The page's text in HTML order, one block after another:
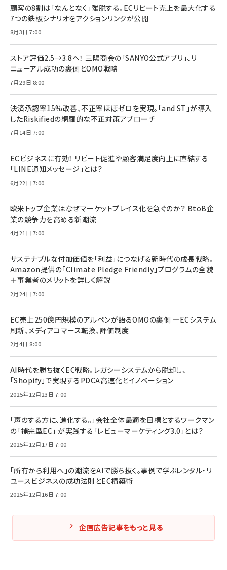
顧客の8割は「なんとなく」離脱する。ECリピート売上を最大化する
7つの鉄板シナリオをアクションリンクが公開
8月3日 7:00
ストア評価2.5→3.8へ！ 三陽商会の「SANYO公式アプリ」、リ
ニューアル成功の裏側とOMO戦略
7月29日 8:00
決済承認率15%改善、不正率ほぼゼロを実現。「and ST」が導入
したRiskifiedの網羅的な不正対策アプローチ
7月14日 7:00
ECビジネスに有効！ リピート促進や顧客満足度向上に直結する
「LINE通知メッセージ」とは？
6月22日 7:00
欧米トップ企業はなぜマーケットプレイス化を急ぐのか？ BtoB企
業の競争力を高める新潮流
4月21日 7:00
サステナブルな付加価値を「利益」につなげる新時代の成長戦略。
Amazon提供の「Climate Pledge Friendly」プログラムの全貌
＋事業者のメリットを詳しく解説
2月24日 7:00
EC売上250億円規模のアルペンが語るOMOの裏側 ―ECシステム
刷新、メディアコマース転換、評価制度
2月4日 8:00
AI時代を勝ち抜くEC戦略。レガシーシステムから脱却し、
「Shopify」で実現するPDCA高速化とイノベーション
2025年12月23日 7:00
「声のする方に、進化する。」会社全体最適を目標とするワークマン
の「補完型EC」 が実践する「レビューマーケティング3.0」とは？
2025年12月17日 7:00
「所有から利用へ」の潮流をAIで勝ち抜く。事例で学ぶレンタル・リ
ユースビジネスの成功法則とEC構築術
2025年12月16日 7:00
企画広告記事をもっと見る